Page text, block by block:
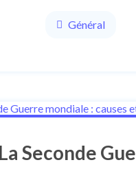
Général
La Seconde